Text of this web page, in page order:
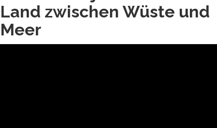
Land zwischen Wüste und
Meer